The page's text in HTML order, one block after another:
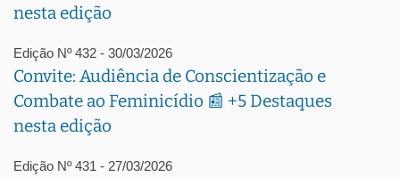
nesta edição
Edição Nº 432 - 30/03/2026
Convite: Audiência de Conscientização e
Combate ao Feminicídio 📰 +5 Destaques
nesta edição
Edição Nº 431 - 27/03/2026